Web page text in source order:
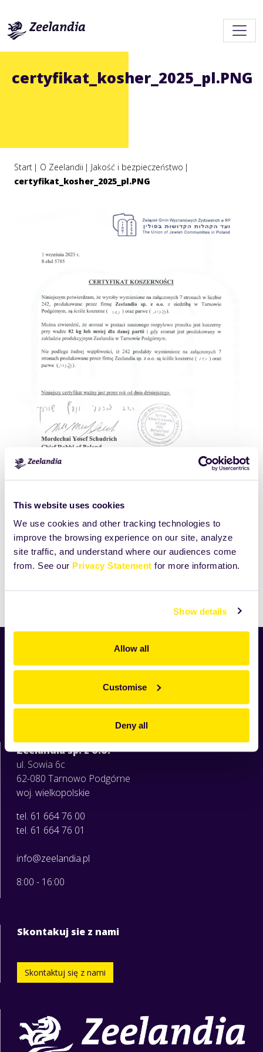
This website uses cookies
We use cookies and other tracking technologies to
improve the browsing experience on our site, analyze
site traffic, and understand where our audiences come
from. See our Privacy Statement for more information.
Show details
Allow all
Customise
Deny all
certyfikat_kosher_2025_pl.PNG
Start O Zeelandii
Jakość i bezpieczeństwo
certyfikat_kosher_2025_pl.PNG
Click
to
view
full-
size
Size:
223.3642578125KB
Nowości
Receptury
Zeelandia sp. z o.o.
ul. Sowia 6c
62-080 Tarnowo Podgórne
woj. wielkopolskie
tel. 61 664 76 00
tel. 61 664 76 01
info@zeelandia.pl
8:00 - 16:00
Skontakuj sie z nami
Skontaktuj się z nami